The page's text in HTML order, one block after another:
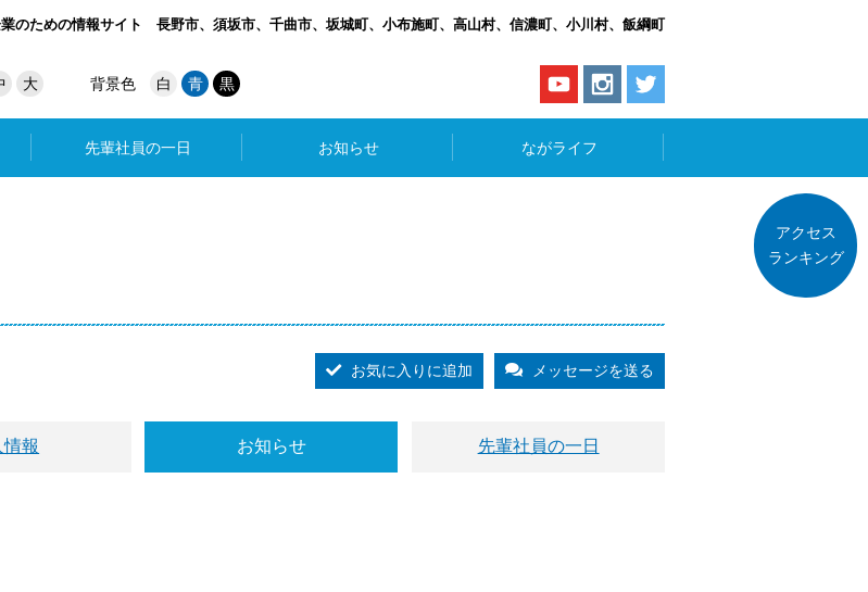
のための情報サイト 長野市、須坂市、千曲市、坂城町、小布施町、高山村、信濃町、小川村、飯綱町
大 背景色 白 青 黒
先輩社員の一日 お知らせ ながライフ
お気に入りに追加 メッセージを送る
報 お知らせ 先輩社員の一日
アクセス
ランキング